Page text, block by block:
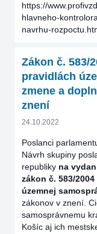
https://
hlavneho-
navrhu-
Zákon č. 583/
pravidlách
zmene a
znení
24.10.2022
Poslanci
Návrh skupiny
republiky na
zákon č. 583/
územnej
zákonov v znení.
samosprávnemu
Košíc aj ich